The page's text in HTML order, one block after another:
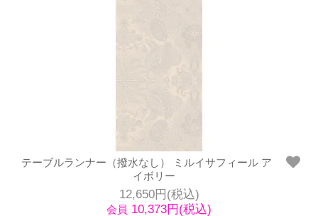
テーブルランナー（撥水なし） ミルイサフィール ア
イボリー
12,650円(税込)
会員 10,373円(税込)